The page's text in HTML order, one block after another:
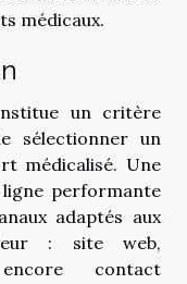
médicaux.
un critère
sélectionner un
médicalisé. Une
performante
adaptés aux
: site web,
contact